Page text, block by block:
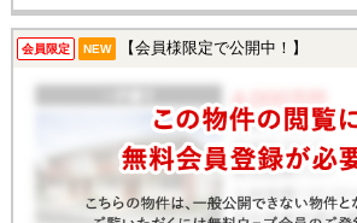
会員限定 NEW 【会員様限定で公開中！】